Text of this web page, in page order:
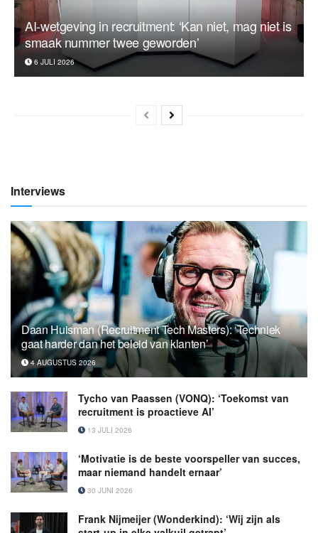
AI-wetgeving in recruitment: ‘Kan niet, mag niet is
smaak nummer twee geworden’
6 JULI 2026
Interviews
Daan Huisman (Recruitment Tech Masters): ‘Techniek
gaat harder dan het beleid van klanten’
4 AUGUSTUS 2026
Tycho van Paassen (VONQ): ‘Toekomst van
recruitment is proactieve AI’
13 JULI 2026
‘Motivatie is de beste voorspeller van succes,
maar niemand handelt ernaar’
30 JUNI 2026
Frank Nijmeijer (Wonderkind): ‘Wij zijn als